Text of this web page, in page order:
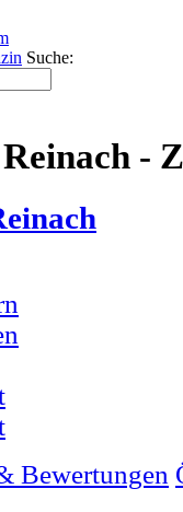
Suche:
-
Bewertungen